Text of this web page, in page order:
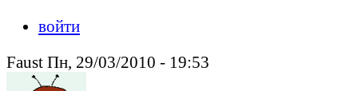
войти
Faust Пн, 29/03/2010 - 19:53